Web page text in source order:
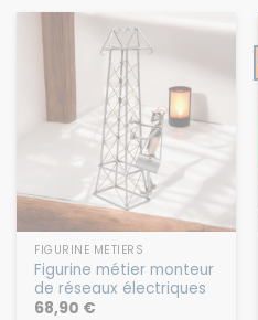
FIGURINE MÉTIERS
Figurine métier monteur
de réseaux électriques
68,90 €